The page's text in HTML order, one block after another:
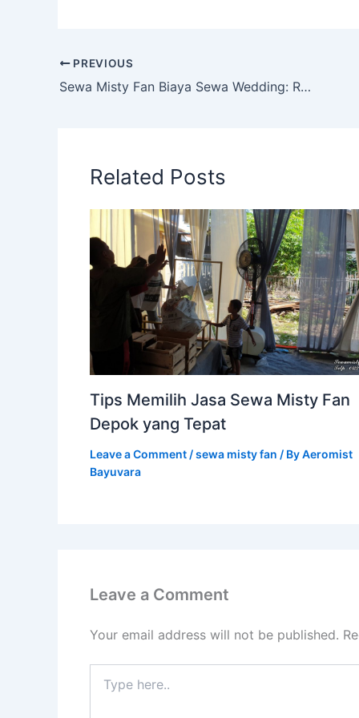
PREVIOUS
Sewa Misty Fan Biaya Sewa Wedding: Rahasia Tersembunyi di Balik Acara Lancar
Related Posts
Tips Memilih Jasa Sewa Misty Fan
Depok yang Tepat
Leave a Comment /sewa misty fan / ByAeromist
Bayuvara
Leave a Comment
Your email address will not be published.
here..